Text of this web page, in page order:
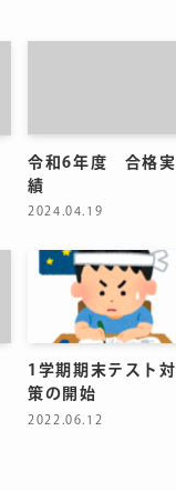
令和6年度 合格実
績
2024.04.19
1学期期末テスト対
策の開始
2022.06.12